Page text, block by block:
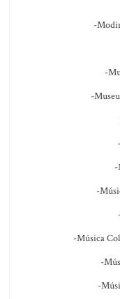
-
-
-
-
-
-Música
-
-